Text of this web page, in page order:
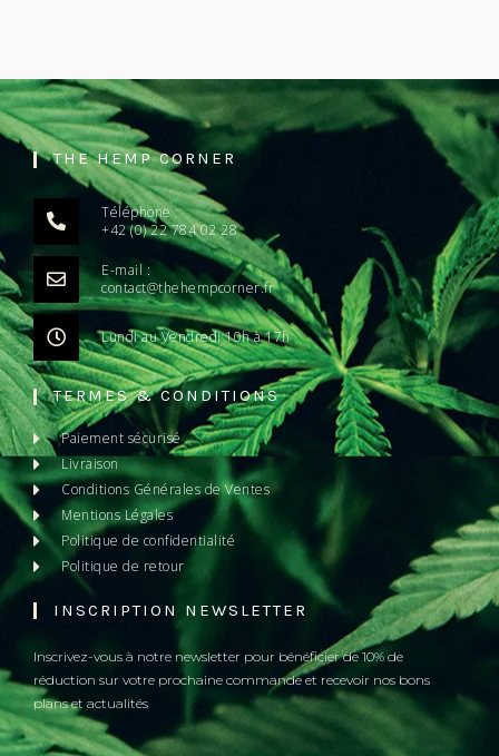
THE HEMP CORNER
Téléphone :
+42 (0) 22 784 02 28
E-mail :
contact@thehempcorner.fr
Lundi au Vendredi 10h à 17h
TERMES & CONDITIONS
Paiement sécurisé
Livraison
Conditions Générales de Ventes
Mentions Légales
Politique de confidentialité
Politique de retour
INSCRIPTION NEWSLETTER
Inscrivez-vous à notre newsletter pour bénéficier de 10% de
réduction sur votre prochaine commande et recevoir nos bons
plans et actualités